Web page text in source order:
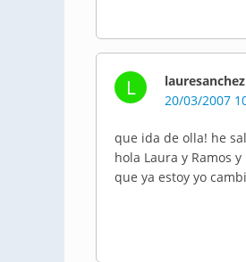
L
lauresanchez
20/03/2007
que ida de olla! he
hola Laura y Ramos
que ya estoy yo